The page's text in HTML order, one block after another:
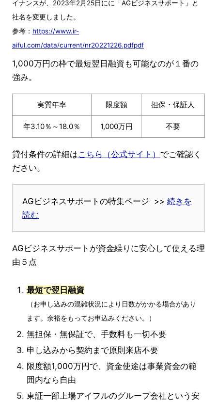
イナンスが、2023年2月25日にに「AGビジネスサポート」と
社名を変更しました。
参考： https://www.ir-
aiful.com/data/current/nr20221226.pdfpdf
1,000万円の枠で最短翌日融資も可能なのが１番の
強み。
実質年率 限度額 担保・保証人
年3.10％～18.0％ 1,000万円 不要
貸付条件の詳細はこちら（公式サイト） でご確認く
ださい。
AGビジネスサポートの特集ページ >> 続きを
読む
AGビジネスサポートが資金繰りに安心して使える理
由５点
最短で翌日融資
（お申し込みの混雑状況により日数がかかる場合があり
ます。余裕をもってお申込みください。）
無担保・無保証で、手数料も一切不要
申し込みから契約まで原則来店不要
限度額1,000万円で、資金使途は事業資金の範
囲内なら自由
東証一部上場アイフルのグループ会社という安